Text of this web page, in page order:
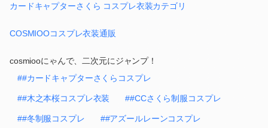
カードキャプターさくら コスプレ衣装カテゴリ
COSMIOOコスプレ衣装通販
cosmiooにゃんで、二次元にジャンプ！
##カードキャプターさくらコスプレ
##木之本桜コスプレ衣装 ##CCさくら制服コスプレ
##冬制服コスプレ ##アズールレーンコスプレ